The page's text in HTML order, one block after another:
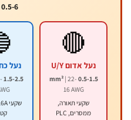
.
🔴
נעל אדום U/Y
| 22-
שקעי תאורה,
ממסרים, PLC
🔵
נעל כחול U/Y
| 16-
שקעי 16A, מזגנים